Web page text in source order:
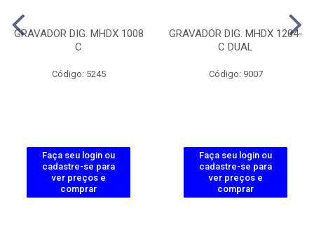
GRAVADOR DIG. MHDX 1008
C
Código: 5245
Faça seu login ou
cadastre-se para
ver preços e
comprar
GRAVADOR DIG. MHDX 1204-
C DUAL
Código: 9007
Faça seu login ou
cadastre-se para
ver preços e
comprar